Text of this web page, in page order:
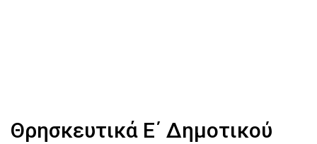
Θρησκευτικά Ε΄ Δημοτικού